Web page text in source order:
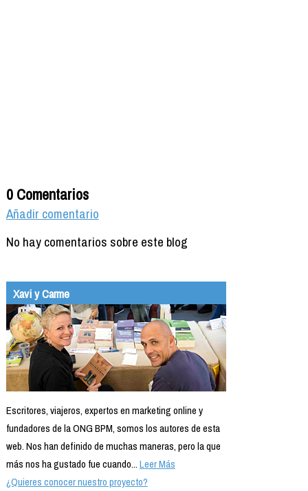
0 Comentarios
Añadir comentario
No hay comentarios sobre este blog
Xavi y Carme
Escritores, viajeros, expertos en marketing online y
fundadores de la ONG BPM, somos los autores de esta
web. Nos han definido de muchas maneras, pero la que
más nos ha gustado fue cuando...Leer Más
¿Quieres conocer nuestro proyecto?